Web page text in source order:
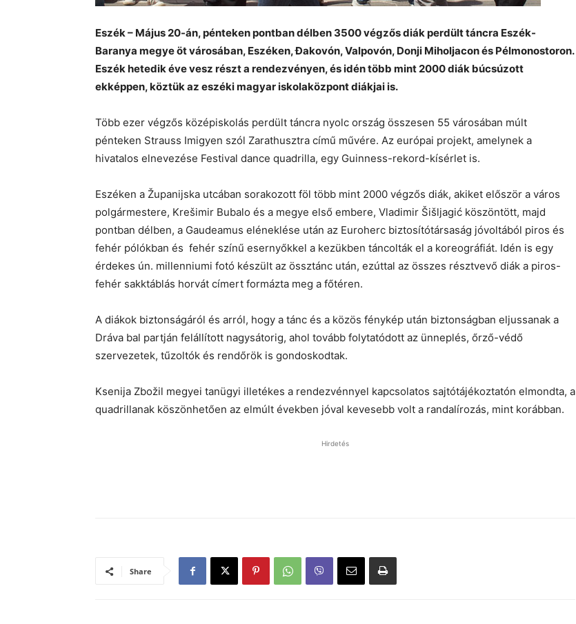
Eszék – Május 20-án, pénteken pontban délben 3500 végzős diák perdült táncra Eszék-
Baranya megye öt városában, Eszéken, Đakovón, Valpovón, Donji Miholjacon és Pélmonostoron.
Eszék hetedik éve vesz részt a rendezvényen, és idén több mint 2000 diák búcsúzott
ekképpen, köztük az eszéki magyar iskolaközpont diákjai is.
Több ezer végzős középiskolás perdült táncra nyolc ország összesen 55 városában múlt
pénteken Strauss Imigyen szól Zarathusztra című művére. Az európai projekt, amelynek a
hivatalos elnevezése Festival dance quadrilla, egy Guinness-rekord-kísérlet is.
Eszéken a Županijska utcában sorakozott föl több mint 2000 végzős diák, akiket először a város
polgármestere, Krešimir Bubalo és a megye első embere, Vladimir Šišljagić köszöntött, majd
pontban délben, a Gaudeamus eléneklése után az Euroherc biztosítótársaság jóvoltából piros és
fehér pólókban és fehér színű esernyőkkel a kezükben táncolták el a koreográfiát. Idén is egy
érdekes ún. millenniumi fotó készült az össztánc után, ezúttal az összes résztvevő diák a piros-
fehér sakktáblás horvát címert formázta meg a főtéren.
A diákok biztonságáról és arról, hogy a tánc és a közös fénykép után biztonságban eljussanak a
Dráva bal partján felállított nagysátorig, ahol tovább folytatódott az ünneplés, őrző-védő
szervezetek, tűzoltók és rendőrök is gondoskodtak.
Ksenija Zbožil megyei tanügyi illetékes a rendezvénnyel kapcsolatos sajtótájékoztatón elmondta, a
quadrillanak köszönhetően az elmúlt években jóval kevesebb volt a randalírozás, mint korábban.
Hirdetés
Share